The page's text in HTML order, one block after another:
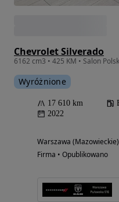
Chevrolet Silverado
6162 cm3 • 425 KM • Salon
Wyróżnione
17 610 km
2022
Warszawa (Mazowieckie)
Firma • Opublikowano